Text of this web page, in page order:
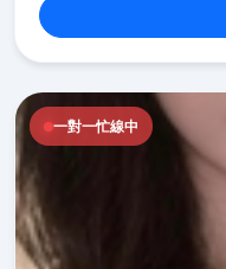
一對一忙線中